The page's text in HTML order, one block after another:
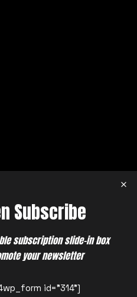
Subscribe
subscription slide-in box
your newsletter
id="314"]